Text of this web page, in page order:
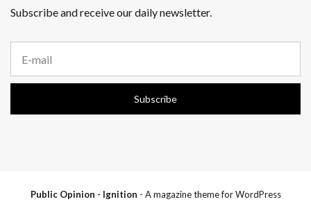
Subscribe and receive our daily newsletter.
a
i
a
Subscribe
Public Opinion - Ignition - A magazine theme for WordPress